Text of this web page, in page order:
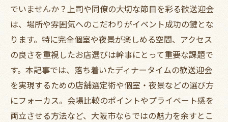
でいませんか？上司や同僚の大切な節目を彩る歓送迎会
は、場所や雰囲気へのこだわりがイベント成功の鍵とな
ります。特に完全個室や夜景が楽しめる空間、アクセス
の良さを重視したお店選びは幹事にとって重要な課題で
す。本記事では、落ち着いたディナータイムの歓送迎会
を実現するための店舗選定術や個室・夜景などの選び方
にフォーカス。会場比較のポイントやプライベート感を
両立させる方法など、大阪市ならではの魅力を余すとこ